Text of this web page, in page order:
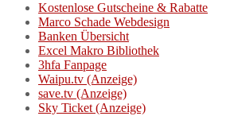
Kostenlose Gutscheine & Rabatte
Marco Schade Webdesign
Banken Übersicht
Excel Makro Bibliothek
3hfa Fanpage
Waipu.tv (Anzeige)
save.tv (Anzeige)
Sky Ticket (Anzeige)